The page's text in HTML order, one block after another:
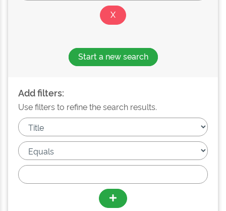
Start a new search
Add filters:
Use filters to refine the search results.